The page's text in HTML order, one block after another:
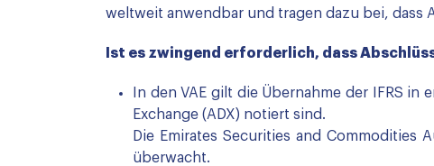
weltweit anwendbar und tragen dazu bei,
Ist es zwingend erforderlich, dass
In den VAE gilt die Übernahme der IFRS
Exchange (ADX) notiert sind.
Die Emirates Securities and Commodities
überwacht.